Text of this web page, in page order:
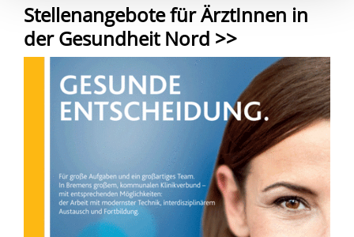
Stellenangebote für ÄrztInnen in
der Gesundheit Nord >>